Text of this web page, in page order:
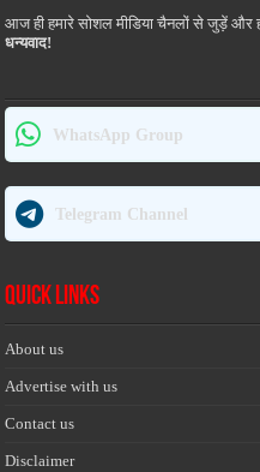
आज ही हमारे सोशल मीडिया चैनलों से जुड़ें और
धन्यवाद!
WhatsApp Group
Telegram Channel
Quick Links
About us
Advertise with us
Contact us
Disclaimer